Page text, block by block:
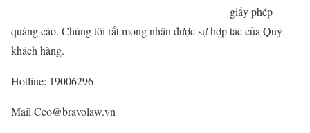
giấy phép
quảng cáo. Chúng tôi rất mong nhận được sự hợp tác của Quý
khách hàng.
Hotline: 19006296
Mail Ceo@bravolaw.vn